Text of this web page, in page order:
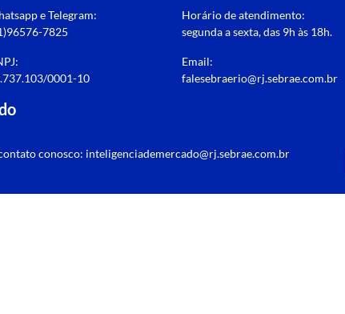
e Telegram:
7825
Horário de atendimento:
segunda a sexta, das 9h às 18h.
0001-10
Email:
falesebraerio@rj.sebrae.com.br
conosco: inteligenciademercado@rj.sebrae.com.br